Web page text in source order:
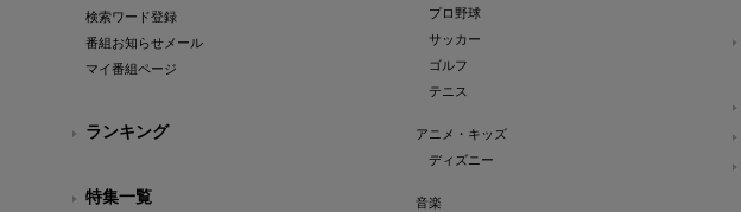
検索ワード登録
番組お知らせメール
マイ番組ページ
ランキング
特集一覧
プロ野球
サッカー
ゴルフ
テニス
アニメ・キッズ
ディズニー
音楽